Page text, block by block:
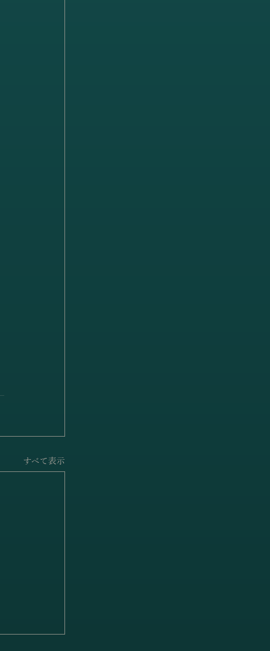
すべて表示